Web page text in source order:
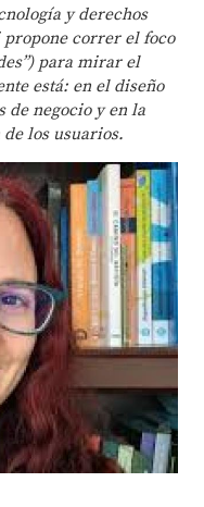
y derechos
correr el foco
para mirar el
está: en el diseño
de negocio y en la
los usuarios.